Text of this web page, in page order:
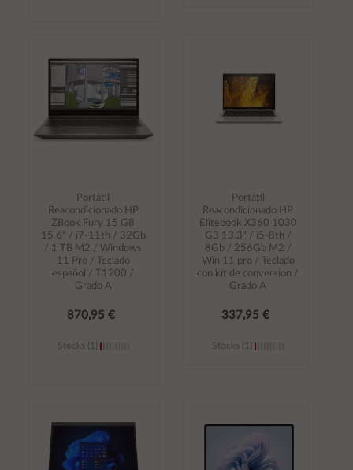
carrito
Portátil
Reacondicionado HP
ZBook Fury 15 G8
15.6" / i7-11th / 32Gb
/ 1 TB M2 / Windows
11 Pro / Teclado
español / T1200 /
Grado A
870,95 €
Stocks (1)
carrito
Portátil
Reacondicionado HP
Elitebook X360 1030
G3 13.3" / i5-8th /
8Gb / 256Gb M2 /
Win 11 pro / Teclado
con kit de conversion /
Grado A
337,95 €
Stocks (1)
carrito